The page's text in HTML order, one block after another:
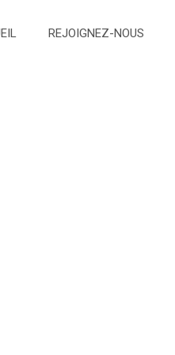
REJOIGNEZ-NOUS